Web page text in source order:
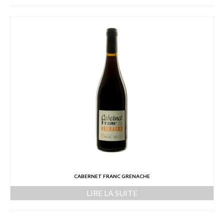
CABERNET FRANC GRENACHE
LIRE LA SUITE